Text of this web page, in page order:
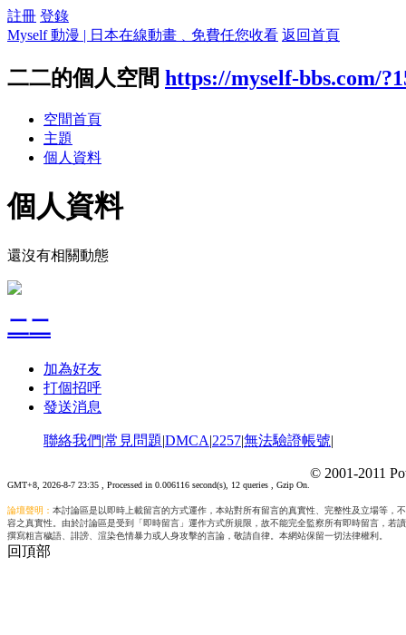
註冊 登錄
Myself 動漫 | 日本在線動畫﹑免費任您收看 返回首頁
二二的個人空間 https://myself-bbs.com/
空間首頁
主題
個人資料
個人資料
還沒有相關動態
二二
加為好友
打個招呼
發送消息
聯絡我們|常見問題|DMCA|2257|無法驗證帳號|
GMT+8, 2026-8-7 23:35 , Processed in 0.006116 second(s), 12 queries , Gzip On.
© 2001-2011
論壇聲明： 本討論區是以即時上載留言的方式運作，本站對所有留言的真實性、完整性及立場等
容之真實性。由於討論區是受到「即時留言」運作方式所規限，故不能完全監察所有即時留言，
撰寫粗言穢語、誹謗、渲染色情暴力或人身攻擊的言論，敬請自律。本網站保留一切法律權利。
回頂部